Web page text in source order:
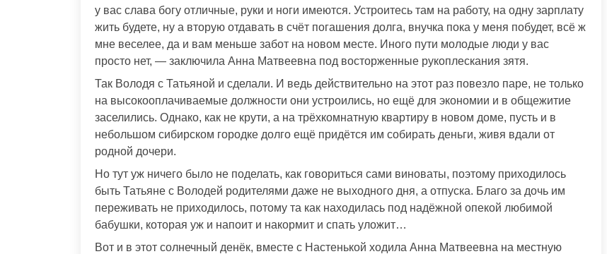
у вас слава богу отличные, руки и ноги имеются. Устроитесь там на работу, на одну зарплату
жить будете, ну а вторую отдавать в счёт погашения долга, внучка пока у меня побудет, всё ж
мне веселее, да и вам меньше забот на новом месте. Иного пути молодые люди у вас
просто нет, — заключила Анна Матвеевна под восторженные рукоплескания зятя.
Так Володя с Татьяной и сделали. И ведь действительно на этот раз повезло паре, не только
на высокооплачиваемые должности они устроились, но ещё для экономии и в общежитие
заселились. Однако, как не крути, а на трёхкомнатную квартиру в новом доме, пусть и в
небольшом сибирском городке долго ещё придётся им собирать деньги, живя вдали от
родной дочери.
Но тут уж ничего было не поделать, как говориться сами виноваты, поэтому приходилось
быть Татьяне с Володей родителями даже не выходного дня, а отпуска. Благо за дочь им
переживать не приходилось, потому та как находилась под надёжной опекой любимой
бабушки, которая уж и напоит и накормит и спать уложит…
Вот и в этот солнечный денёк, вместе с Настенькой ходила Анна Матвеевна на местную